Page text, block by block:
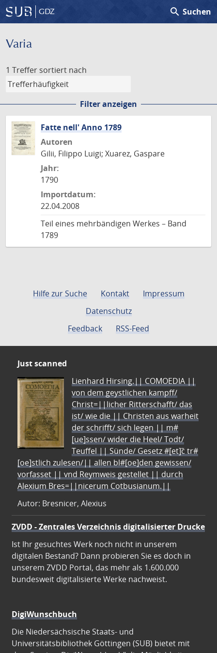
GDZ search Suchen
Varia
1 Treffer sortiert nach
Filter anzeigen
Fatte nell' Anno 1789
Autoren
Gilii, Filippo Luigi; Xuarez, Gaspare
Jahr:
1790
Importdatum:
22.04.2008
Teil eines mehrbändigen Werkes – Band
1789
Hilfe zur Suche Kontakt
Impressum
Datenschutz
Feedback
RSS-Feed
Just scanned
Lienhard Hirsing.|| COMOEDIA ||
von dem geystlichen kampff/
Christ=||licher Ritterschafft/ das
ist/ wie die || Christen aus warheit
der schrifft/ sich legen || m#
[ue]ssen/ wider die Heel/ Todt/
Teuffel || Sünde/ Gesetz #[et]c̃ tr#
[oe]stlich zulesen/|| allen bl#[oe]den gewissen/
vorfasset || vnd Reymweis gestellet || durch
Alexium Bres=||nicerum Cotbusianum.||
Autor: Bresnicer, Alexius
ZVDD - Zentrales Verzeichnis digitalisierter Drucke
Ist Ihr gesuchtes Werk noch nicht in unserem
digitalen Bestand? Dann probieren Sie es doch in
unserem ZVDD Portal, das mehr als 1.600.000
bundesweit digitalisierte Werke nachweist.
DigiWunschbuch
Die Niedersächsische Staats- und
Universitätsbibliothek Göttingen (SUB) bietet mit